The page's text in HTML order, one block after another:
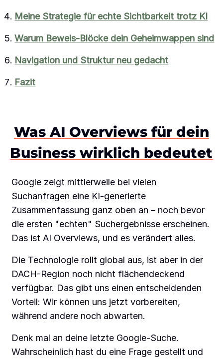
Meine Strategie für echte Sichtbarkeit trotz KI
Warum Beweis-Blöcke dein Geheimwappen sind
Navigation und Struktur neu gedacht
Fazit
Was AI Overviews für dein
Business wirklich bedeutet
Google zeigt mittlerweile bei vielen
Suchanfragen eine KI-generierte
Zusammenfassung ganz oben an – noch bevor
die ersten "echten" Suchergebnisse erscheinen.
Das ist AI Overviews, und es verändert alles.
Die Technologie rollt global aus, ist aber in der
DACH-Region noch nicht flächendeckend
verfügbar. Das gibt uns einen entscheidenden
Vorteil: Wir können uns jetzt vorbereiten,
während andere noch abwarten.
Denk mal an deine letzte Google-Suche.
Wahrscheinlich hast du eine Frage gestellt und